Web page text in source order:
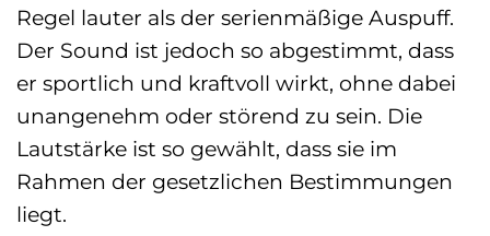
Regel lauter als der serienmäßige Auspuff.
Der Sound ist jedoch so abgestimmt, dass
er sportlich und kraftvoll wirkt, ohne dabei
unangenehm oder störend zu sein. Die
Lautstärke ist so gewählt, dass sie im
Rahmen der gesetzlichen Bestimmungen
liegt.